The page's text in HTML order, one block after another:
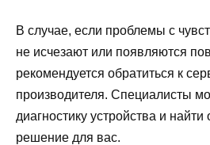
В случае, если проблемы с
не исчезают или появляются
рекомендуется обратиться к
производителя. Специалисты
диагностику устройства и
решение для вас.